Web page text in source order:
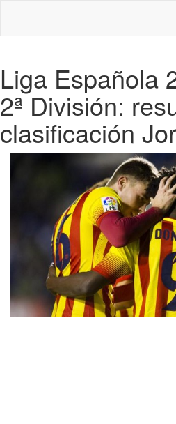
Liga Española
2ª División:
clasificación